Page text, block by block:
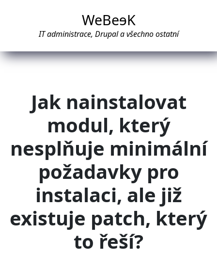
WeBeeK
IT administrace, Drupal a všechno ostatní
Jak nainstalovat
modul, který
nesplňuje minimální
požadavky pro
instalaci, ale již
existuje patch, který
to řeší?